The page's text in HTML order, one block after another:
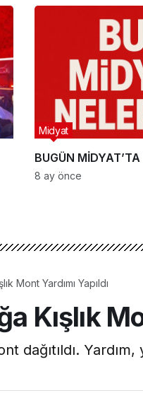
BUGÜN MİDYAT’TA
Midyat
8 ay önce
Mont Yardımı Yapıldı
Kışlık
dağıtıldı.